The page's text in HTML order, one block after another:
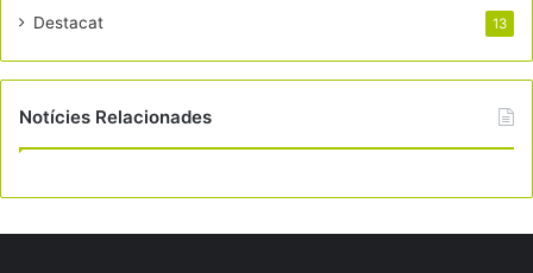
Destacat 13
Notícies Relacionades